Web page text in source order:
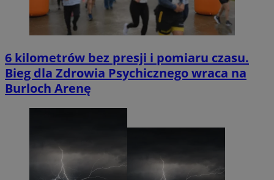
6 kilometrów bez presji i pomiaru czasu.
Bieg dla Zdrowia Psychicznego wraca na
Burloch Arenę